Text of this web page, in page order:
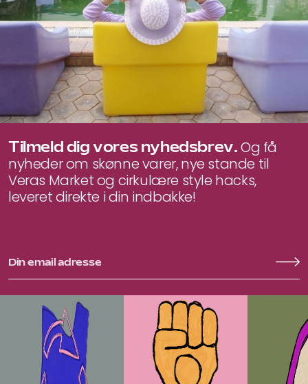
Tilmeld dig vores nyhedsbrev.Og få
nyheder om skønne varer, nye stande til
Veras Market og cirkulære style hacks,
leveret direkte i din indbakke!